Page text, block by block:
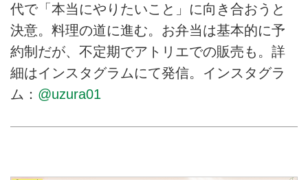
代で「本当にやりたいこと」に向き合おうと
決意。料理の道に進む。お弁当は基本的に予
約制だが、不定期でアトリエでの販売も。詳
細はインスタグラムにて発信。インスタグラ
ム： @uzura01